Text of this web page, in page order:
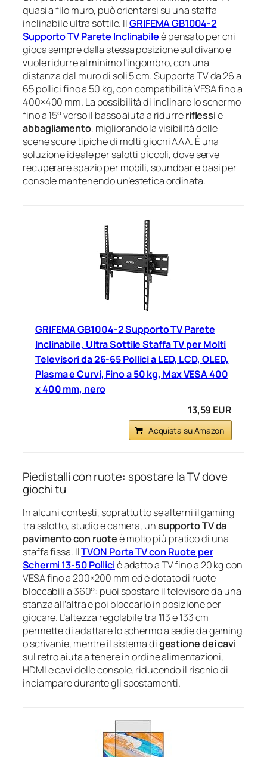
quasi a filo muro, può orientarsi su una staffa
inclinabile ultra sottile. IlGRIFEMA GB1004-2
Supporto TV Parete Inclinabileè pensato per chi
gioca sempre dalla stessa posizione sul divano e
vuole ridurre al minimo l’ingombro, con una
distanza dal muro di soli 5 cm. Supporta TV da 26 a
65 pollici fino a 50 kg, con compatibilità VESA fino a
400×400 mm. La possibilità di inclinare lo schermo
fino a 15° verso il basso aiuta a ridurreriflessie
abbagliamento, migliorando la visibilità delle
scene scure tipiche di molti giochi AAA. È una
soluzione ideale per salotti piccoli, dove serve
recuperare spazio per mobili, soundbar e basi per
console mantenendo un’estetica ordinata.
GRIFEMA GB1004-2 Supporto TV Parete
Inclinabile, Ultra Sottile Staffa TV per Molti
Televisori da 26-65 Pollici a LED, LCD, OLED,
Plasma e Curvi, Fino a 50 kg, Max VESA 400
x 400 mm, nero
13,59 EUR
Acquista su Amazon
Piedistalli con ruote: spostare la TV dove
giochi tu
In alcuni contesti, soprattutto se alterni il gaming
tra salotto, studio e camera, unsupporto TV da
pavimento con ruoteè molto più pratico di una
staffa fissa. IlTVON Porta TV con Ruote per
Schermi 13-50 Polliciè adatto a TV fino a 20 kg con
VESA fino a 200×200 mm ed è dotato di ruote
bloccabili a 360°: puoi spostare il televisore da una
stanza all’altra e poi bloccarlo in posizione per
giocare. L’altezza regolabile tra 113 e 133 cm
permette di adattare lo schermo a sedie da gaming
o scrivanie, mentre il sistema digestione dei cavi
sul retro aiuta a tenere in ordine alimentazioni,
HDMI e cavi delle console, riducendo il rischio di
inciampare durante gli spostamenti.